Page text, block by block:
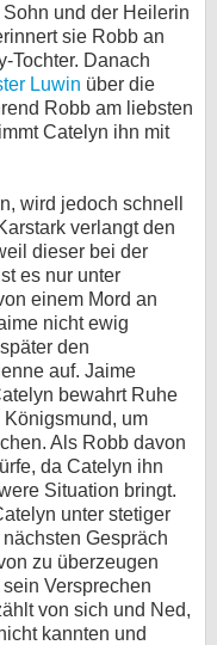
und der Heilerin
sie Robb an
Tochter. Danach
Luwin über die
Robb am liebsten
Catelyn ihn mit
wird jedoch schnell
verlangt den
dieser bei der
es nur unter
einem Mord an
nicht ewig
den
auf. Jaime
bewahrt Ruhe
um
Als Robb davon
da Catelyn ihn
Situation bringt.
unter stetiger
Gespräch
zu überzeugen
Versprechen
von sich und Ned,
kannten und